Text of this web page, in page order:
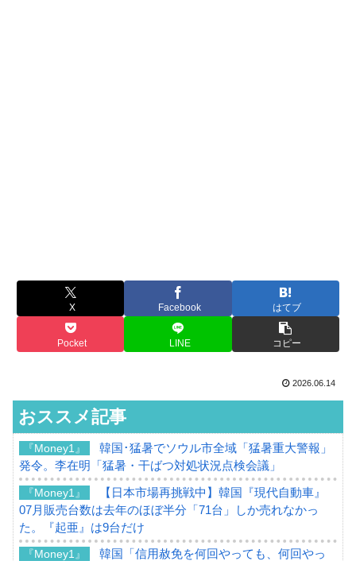
X Facebook はてブ
Pocket LINE コピー
2026.06.14
おススメ記事
『Money1』
韓国･猛暑でソウル市全域「猛暑重大警報」
発令。李在明「猛暑・干ばつ対処状況点検会議」
『Money1』
【日本市場再挑戦中】韓国『現代自動車』
07月販売台数は去年のほぼ半分「71台」しか売れなかっ
た。『起亜』は9台だけ
『Money1』
韓国「信用赦免を何回やっても、何回やっ